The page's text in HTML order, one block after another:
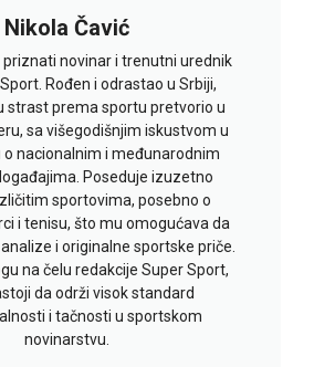
Nikola Čavić
priznati novinar i trenutni urednik
Rođen i odrastao u Srbiji,
strast prema sportu pretvorio u
sa višegodišnjim iskustvom u
nacionalnim i međunarodnim
Poseduje izuzetno
sportovima, posebno o
i tenisu, što mu omogućava da
i originalne sportske priče.
na čelu redakcije Super Sport,
da održi visok standard
i tačnosti u sportskom
novinarstvu.